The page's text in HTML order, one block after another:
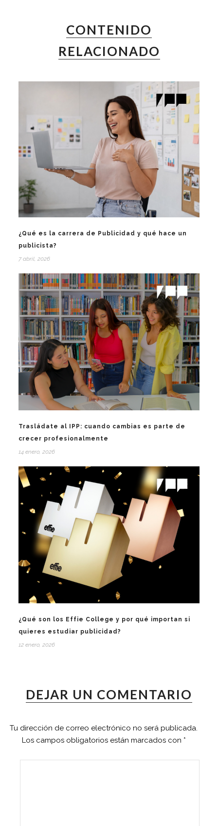
CONTENIDO
RELACIONADO
¿Qué es la carrera de Publicidad y qué hace un
publicista?
7 abril, 2026
Trasládate al IPP: cuando cambias es parte de
crecer profesionalmente
14 enero, 2026
¿Qué son los Effie College y por qué importan si
quieres estudiar publicidad?
12 enero, 2026
DEJAR UN COMENTARIO
Tu dirección de correo electrónico no será publicada.
Los campos obligatorios están marcados con *